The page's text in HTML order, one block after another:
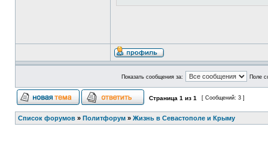
Показать сообщения за: Поле
Страница 1 из 1 [ Сообщений: 3 ]
Список форумов » Политфорум » Жизнь в Севастополе и Крыму